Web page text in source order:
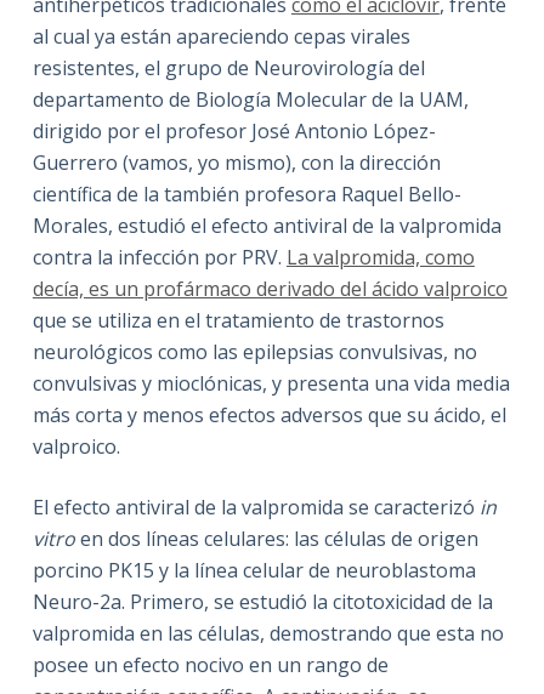
al cual ya están apareciendo cepas virales
resistentes, el grupo de Neurovirología del
departamento de Biología Molecular de la UAM,
dirigido por el profesor José Antonio López-
Guerrero (vamos, yo mismo), con la dirección
científica de la también profesora Raquel Bello-
Morales, estudió el efecto antiviral de la valpromida
contra la infección por PRV. La valpromida, como
decía, es un profármaco derivado del ácido valproico
que se utiliza en el tratamiento de trastornos
neurológicos como las epilepsias convulsivas, no
convulsivas y mioclónicas, y presenta una vida media
más corta y menos efectos adversos que su ácido, el
valproico.
El efecto antiviral de la valpromida se caracterizó in
vitroen dos líneas celulares: las células de origen
porcino PK15 y la línea celular de neuroblastoma
Neuro-2a. Primero, se estudió la citotoxicidad de la
valpromida en las células, demostrando que esta no
posee un efecto nocivo en un rango de